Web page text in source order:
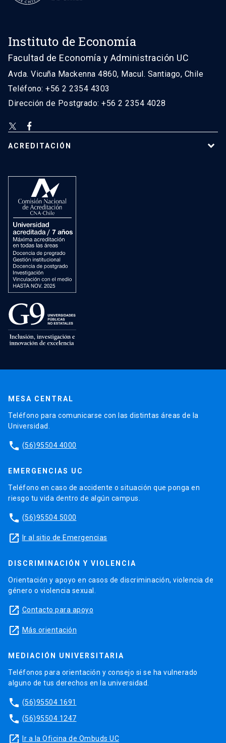
Instituto de Economía
Facultad de Economía y Administración UC
Avda. Vicuña Mackenna 4860, Macul. Santiago, Chile
Teléfono: +56 2 2354 4303
Dirección de Postgrado: +56 2 2354 4028
ACREDITACIÓN
MESA CENTRAL
Teléfono para comunicarse con las distintas áreas de la
Universidad.
phone (56)95504 4000
EMERGENCIAS UC
Teléfono en caso de accidente o situación que ponga en
riesgo tu vida dentro de algún campus.
phone (56)95504 5000
launch Ir al sitio de Emergencias
DISCRIMINACIÓN Y VIOLENCIA
Orientación y apoyo en casos de discriminación, violencia de
género o violencia sexual.
launch Contacto para apoyo
launch Más orientación
MEDIACIÓN UNIVERSITARIA
Teléfonos para orientación y consejo si se ha vulnerado
alguno de tus derechos en la universidad.
phone (56)95504 1691
phone (56)95504 1247
launch Ir a la Oficina de Ombuds UC